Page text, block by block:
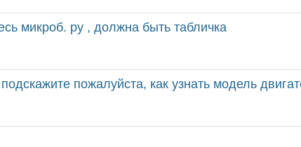
микроб. ру , должна быть табличка
пожалуйста, как узнать модель двигателя? у меня